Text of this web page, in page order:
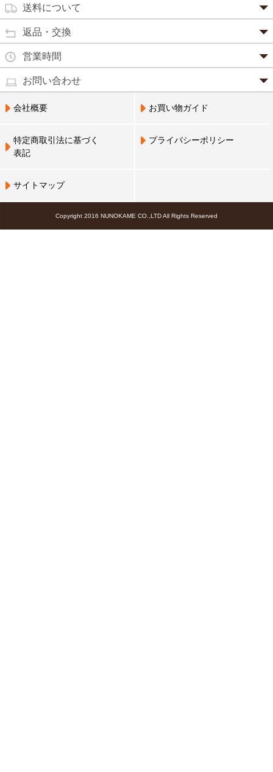
強心剤
目薬
水虫薬
痔の薬
口中薬
尿トラブル
鎮 静 薬
カルシウム
クロレラ
コラーゲン
ビフィズス
ビタミンC
アミノ酸
ご利用いただけます。
代金引換
宅配員に現金でお支払いください。手数料100円。
3,240円(税込)以上で手数料無料です。※ご注文者
のご住所とお届け先のご住所が 異なる場合はご利
営業員支払い
ンスストア・郵便局・LINE Payにてお支払いくだ
商品は日本郵便にて発送致します。
通常2～4営業日以内に発送致します。 メーカー取り寄せ商
品、土日祝日、年末年始、弊社の休業日をはさむ場合は、4
～5営業日以上かかる場合もございます。
(営業日カレンダー参照)
※現在、救急箱・乳製品宅配をご利用のお客様は、担当営業
員によるお届けとさせていただきます。
送料について
通常商品
北海道・沖縄800円
送料無料
営業員お届け 送料無料
返品・交換
・お届け商品の交換・返品をご希望の場合は、
週間以内にメールまたはお電話にてご連絡ください。
・お客様のご都合による交換・返品の場合、送料はお客様負
担となります。また返金の際にかかる振込手数料はお客様の
ご負担となります。
・商品の返品による返金につきましては、商品代金のみの返
金とさせていただきます。商品発送時の送料は返金となりま
※次の商品のお取り替え・返品は、原則としてお受けできま
・お客様のもとで傷、損傷が生じた商品
営業時間
・営業時間は、9：00～17：00
となっております。（※土日祝祭日を除く）
・お電話でのご連絡は営業時間内にお願い致します。
お問い合わせ
電話でのお問い合わせ(平日9:00～17:00)
0798-33-9985
会社概要 お買い物ガイド
特定商取引法に基づく
表記
プライバシーポリシー
サイトマップ
Copyright 2016 NUNOKAME CO.,LTD All Rights Reserved